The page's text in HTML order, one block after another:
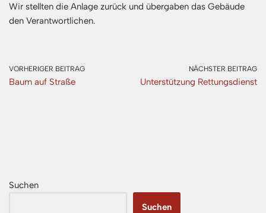
Wir stellten die Anlage zurück und übergaben das Gebäude
den Verantwortlichen.
VORHERIGER BEITRAG
Baum auf Straße
NÄCHSTER BEITRAG
Unterstützung Rettungsdienst
Suchen
Suchen